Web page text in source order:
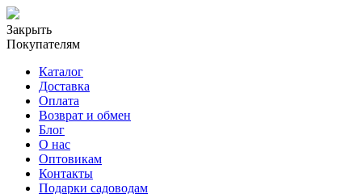
Закрыть
Покупателям
Каталог
Доставка
Оплата
Возврат и обмен
Блог
О нас
Оптовикам
Контакты
Подарки садоводам